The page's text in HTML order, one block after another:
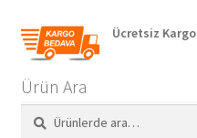
Ücretsiz Kargo
Ürün Ara
Ara:
Ara